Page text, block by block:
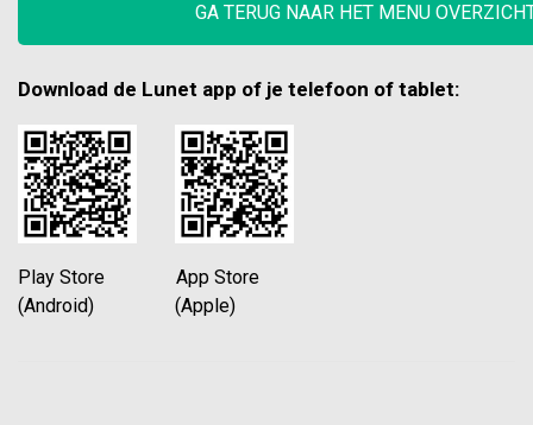
GA TERUG NAAR HET MENU
Download de Lunet app of je telefoon of tablet:
Play Store App Store
(Android) (Apple)